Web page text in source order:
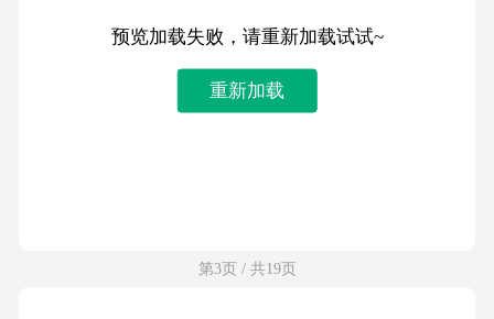
预览加载失败，请重新加载试试~
重新加载
第3页 / 共19页